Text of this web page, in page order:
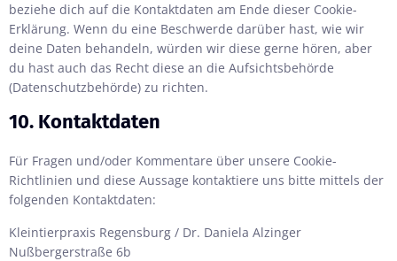
beziehe dich auf die Kontaktdaten am Ende dieser Cookie-
Erklärung. Wenn du eine Beschwerde darüber hast, wie wir
deine Daten behandeln, würden wir diese gerne hören, aber
du hast auch das Recht diese an die Aufsichtsbehörde
(Datenschutzbehörde) zu richten.
10. Kontaktdaten
Für Fragen und/oder Kommentare über unsere Cookie-
Richtlinien und diese Aussage kontaktiere uns bitte mittels der
folgenden Kontaktdaten:
Kleintierpraxis Regensburg / Dr. Daniela Alzinger
Nußbergerstraße 6b